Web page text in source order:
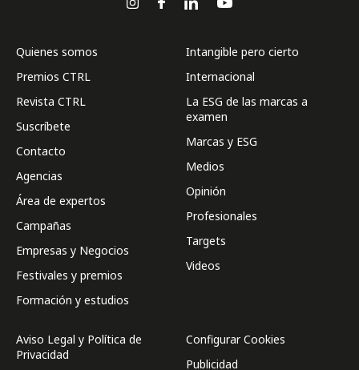
Quienes somos
Premios CTRL
Revista CTRL
Suscríbete
Contacto
Agencias
Área de expertos
Campañas
Empresas y Negocios
Festivales y premios
Formación y estudios
Intangible pero cierto
Internacional
La ESG de las marcas a
examen
Marcas y ESG
Medios
Opinión
Profesionales
Targets
Videos
Aviso Legal y Política de
Privacidad
Configurar Cookies
Publicidad